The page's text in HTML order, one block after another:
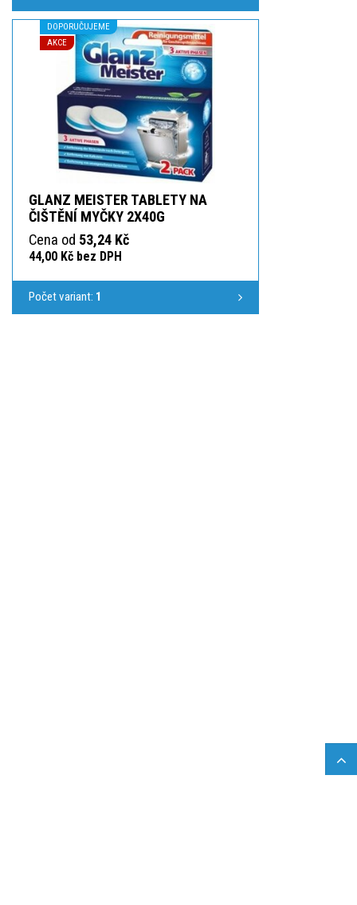
DOPORUČUJEME
AKCE
GLANZ MEISTER TABLETY NA
ČIŠTĚNÍ MYČKY 2X40G
Cena od 53,24 Kč
44,00 Kč bez DPH
Počet variant: 1